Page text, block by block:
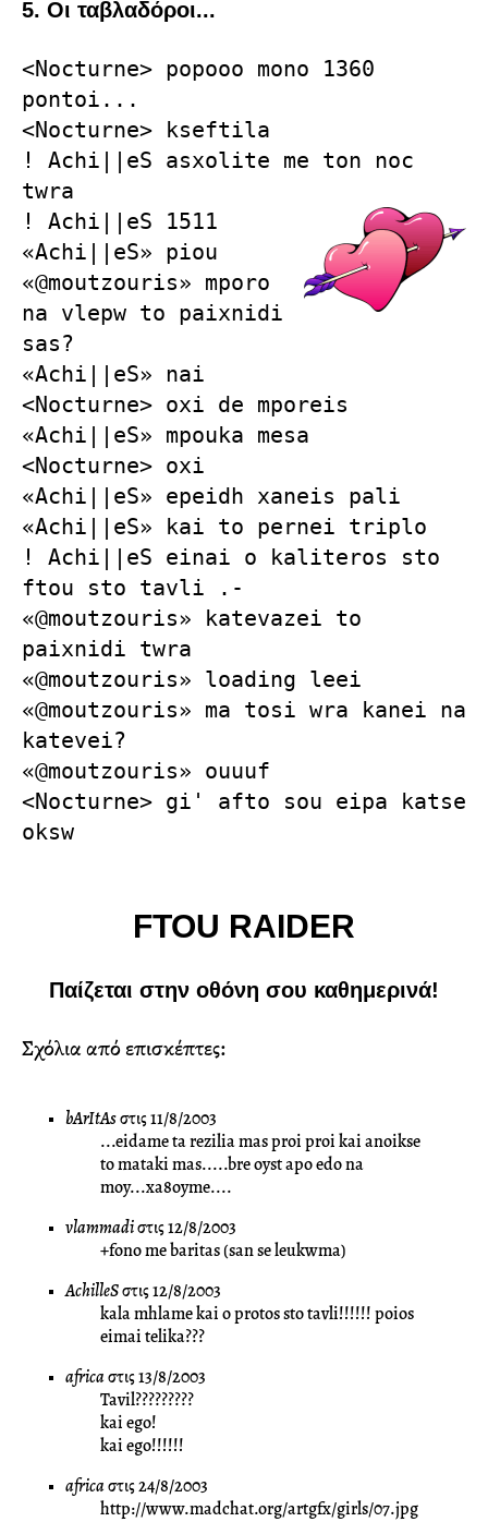
5. Οι ταβλαδόροι...
<Nocturne> popooo mono 1360
pontoi...
<Nocturne> kseftila
! Achi||eS asxolite me ton noc
twra
! Achi||eS 1511
«Achi||eS» piou
«@moutzouris» mporo
na vlepw to paixnidi
sas?
«Achi||eS» nai
<Nocturne> oxi de mporeis
«Achi||eS» mpouka mesa
<Nocturne> oxi
«Achi||eS» epeidh xaneis pali
«Achi||eS» kai to pernei triplo
! Achi||eS einai o kaliteros sto
ftou sto tavli .-
«@moutzouris» katevazei to
paixnidi twra
«@moutzouris» loading leei
«@moutzouris» ma tosi wra kanei na
katevei?
«@moutzouris» ouuuf
<Nocturne> gi' afto sou eipa katse
oksw
FTOU RAIDER
Παίζεται στην οθόνη σου καθημερινά!
Σχόλια από επισκέπτες:
bArItAsστις 11/8/2003
...eidame ta rezilia mas proi proi kai anoikse
to mataki mas.....bre oyst apo edo na
moy...xa8oyme....
vlammadiστις 12/8/2003
+fono me baritas (san se leukwma)
AchilleSστις 12/8/2003
kala mhlame kai o protos sto tavli!!!!!! poios
eimai telika???
africa στις 13/8/2003
Tavil?????????
kai ego!
kai ego!!!!!!
africa στις 24/8/2003
http://www.madchat.org/artgfx/girls/07.jpg